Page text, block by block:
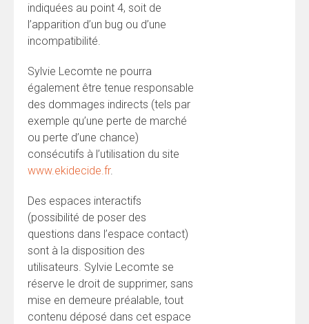
indiquées au point 4, soit de
l’apparition d’un bug ou d’une
incompatibilité.
Sylvie Lecomte ne pourra
également être tenue responsable
des dommages indirects (tels par
exemple qu’une perte de marché
ou perte d’une chance)
consécutifs à l’utilisation du site
www.ekidecide.fr.
Des espaces interactifs
(possibilité de poser des
questions dans l’espace contact)
sont à la disposition des
utilisateurs. Sylvie Lecomte se
réserve le droit de supprimer, sans
mise en demeure préalable, tout
contenu déposé dans cet espace